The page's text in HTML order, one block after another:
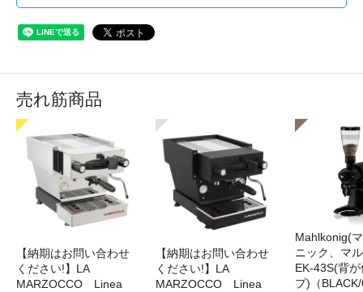
売れ筋商品
【納期はお問い合わせ
ください!】LA
MARZOCCO Linea
【納期はお問い合わせ
ください!】LA
MARZOCCO Linea
Mahlkonig(
ニック、マ
EK-43S(背
プ)（